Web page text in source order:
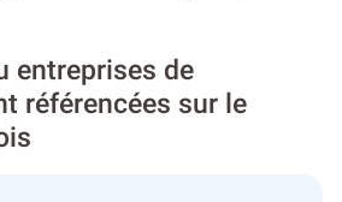
entreprises de
référencées sur le